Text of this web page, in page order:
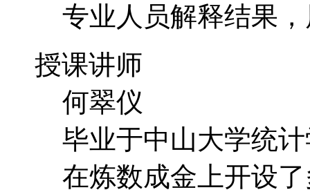
专业人员解释结果
授课讲师
何翠仪
毕业于中山大学统
在炼数成金上开设